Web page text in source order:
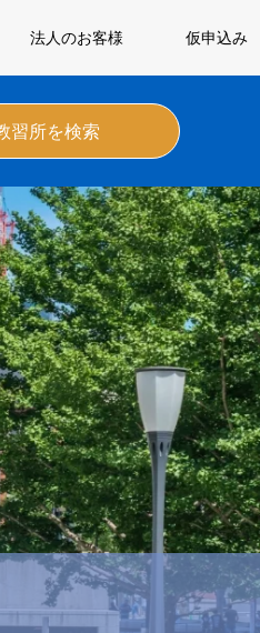
法人のお客様 仮申込み